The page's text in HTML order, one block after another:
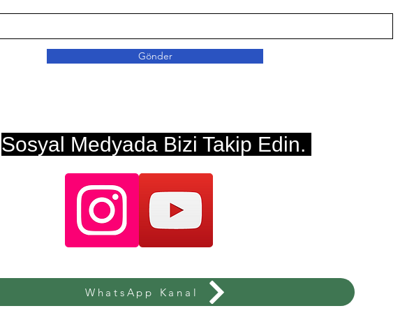
Gönder
Sosyal Medyada Bizi Takip Edin.
WhatsApp Kanal